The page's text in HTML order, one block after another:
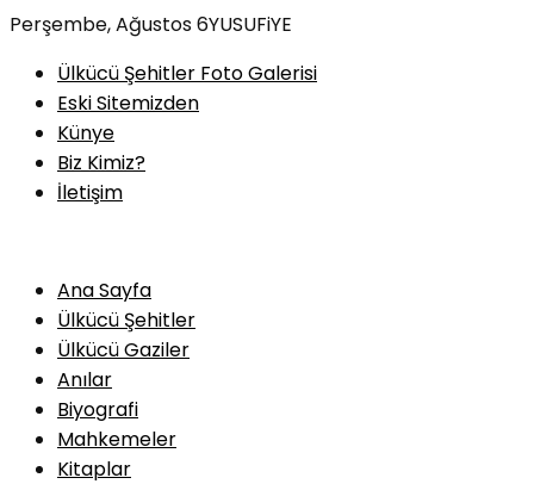
Skip
content
Perşembe, Ağustos 6YUSUFiYE
Ülkücü Şehitler Foto Galerisi
Eski Sitemizden
Künye
Biz Kimiz?
İletişim
Ana Sayfa
Ülkücü Şehitler
Ülkücü Gaziler
Anılar
Biyografi
Mahkemeler
Kitaplar